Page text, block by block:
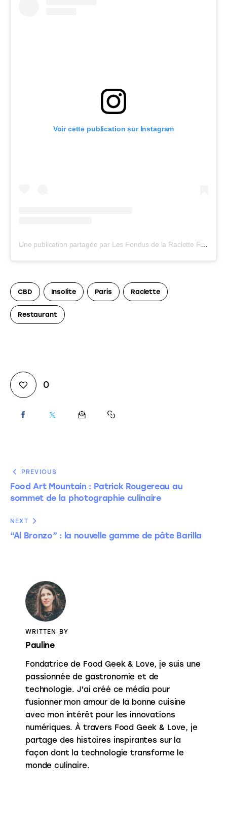
Voir cette publication sur Instagram
Une publication partagée par Les Fondus de la Raclette FR (@lesfondusdelaraclette_fr)
CBD Insolite Paris Raclette
Restaurant
0
PREVIOUS
Food Art Mountain : Patrick Rougereau au
sommet de la photographie culinaire
NEXT
“Al Bronzo” : la nouvelle gamme de pâte Barilla
WRITTEN BY
Pauline
Fondatrice de Food Geek & Love, je suis une
passionnée de gastronomie et de
technologie. J'ai créé ce média pour
fusionner mon amour de la bonne cuisine
avec mon intérêt pour les innovations
numériques. À travers Food Geek & Love, je
partage des histoires inspirantes sur la
façon dont la technologie transforme le
monde culinaire.